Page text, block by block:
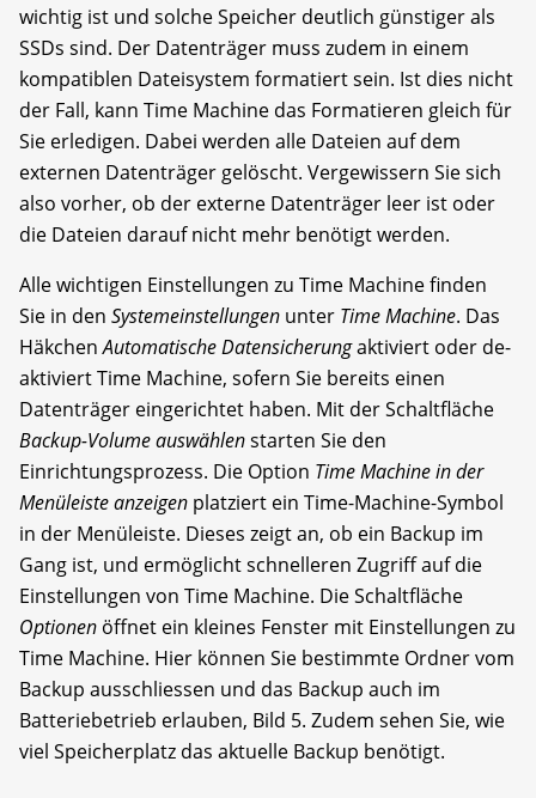
wichtig ist und solche Speicher deutlich günstiger als
SSDs sind. Der Datenträger muss zudem in einem
kom­pa­tiblen Dateisystem formatiert sein. Ist dies nicht
der Fall, kann Time Machine das Formatieren gleich für
Sie erledigen. Dabei werden alle Dateien auf dem
externen Datenträger gelöscht. Vergewissern Sie sich
also vorher, ob der externe Daten­träger leer ist oder
die Dateien darauf nicht mehr benötigt werden.
Alle wichtigen Einstellungen zu Time Machine finden
Sie in den Systemeinstellungen unter Time Machine. Das
HäkchenAutomatische Datensicherungaktiviert oder de­
aktiviert Time Machine, sofern Sie bereits einen
Datenträger eingerichtet haben. Mit der Schaltfläche
Backup-Volume auswählenstarten Sie den
Einrichtungsprozess. Die Option Time Machine in der
Menüleiste anzeigen platziert ein Time-Machine-Symbol
in der Menü­leiste. Dieses zeigt an, ob ein Backup im
Gang ist, und ermöglicht schnelleren Zugriff auf die
Einstellungen von Time Machine. Die Schaltfläche
Optionen öffnet ein kleines Fenster mit Einstellungen zu
Time Machine. Hier können Sie bestimmte Ordner vom
Backup ausschliessen und das Backup auch im
Batteriebetrieb erlauben, Bild 5. Zudem sehen Sie, wie
viel Speicherplatz das aktuelle Backup benötigt.